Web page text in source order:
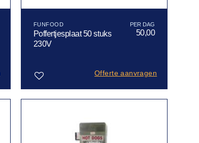
FUNFOOD
Poffertjesplaat 50 stuks
230V
50,00
Offerte aanvragen